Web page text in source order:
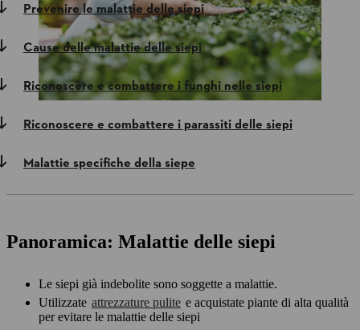
Prevenire le malattie delle siepi
Cause delle malattie delle siepi
Riconoscere e combattere i funghi nelle siepi
Riconoscere e combattere i parassiti delle siepi
Malattie specifiche della siepe
Panoramica: Malattie delle siepi
Le siepi già indebolite sono soggette a malattie.
Utilizzate attrezzature pulite e acquistate piante di alta qualità
per evitare le malattie delle siepi